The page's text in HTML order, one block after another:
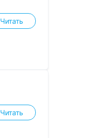
Читать
Читать